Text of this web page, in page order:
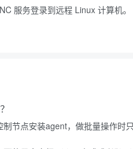
服务登录到远程 Linux 计算机。
节点安装agent，做批量操作时